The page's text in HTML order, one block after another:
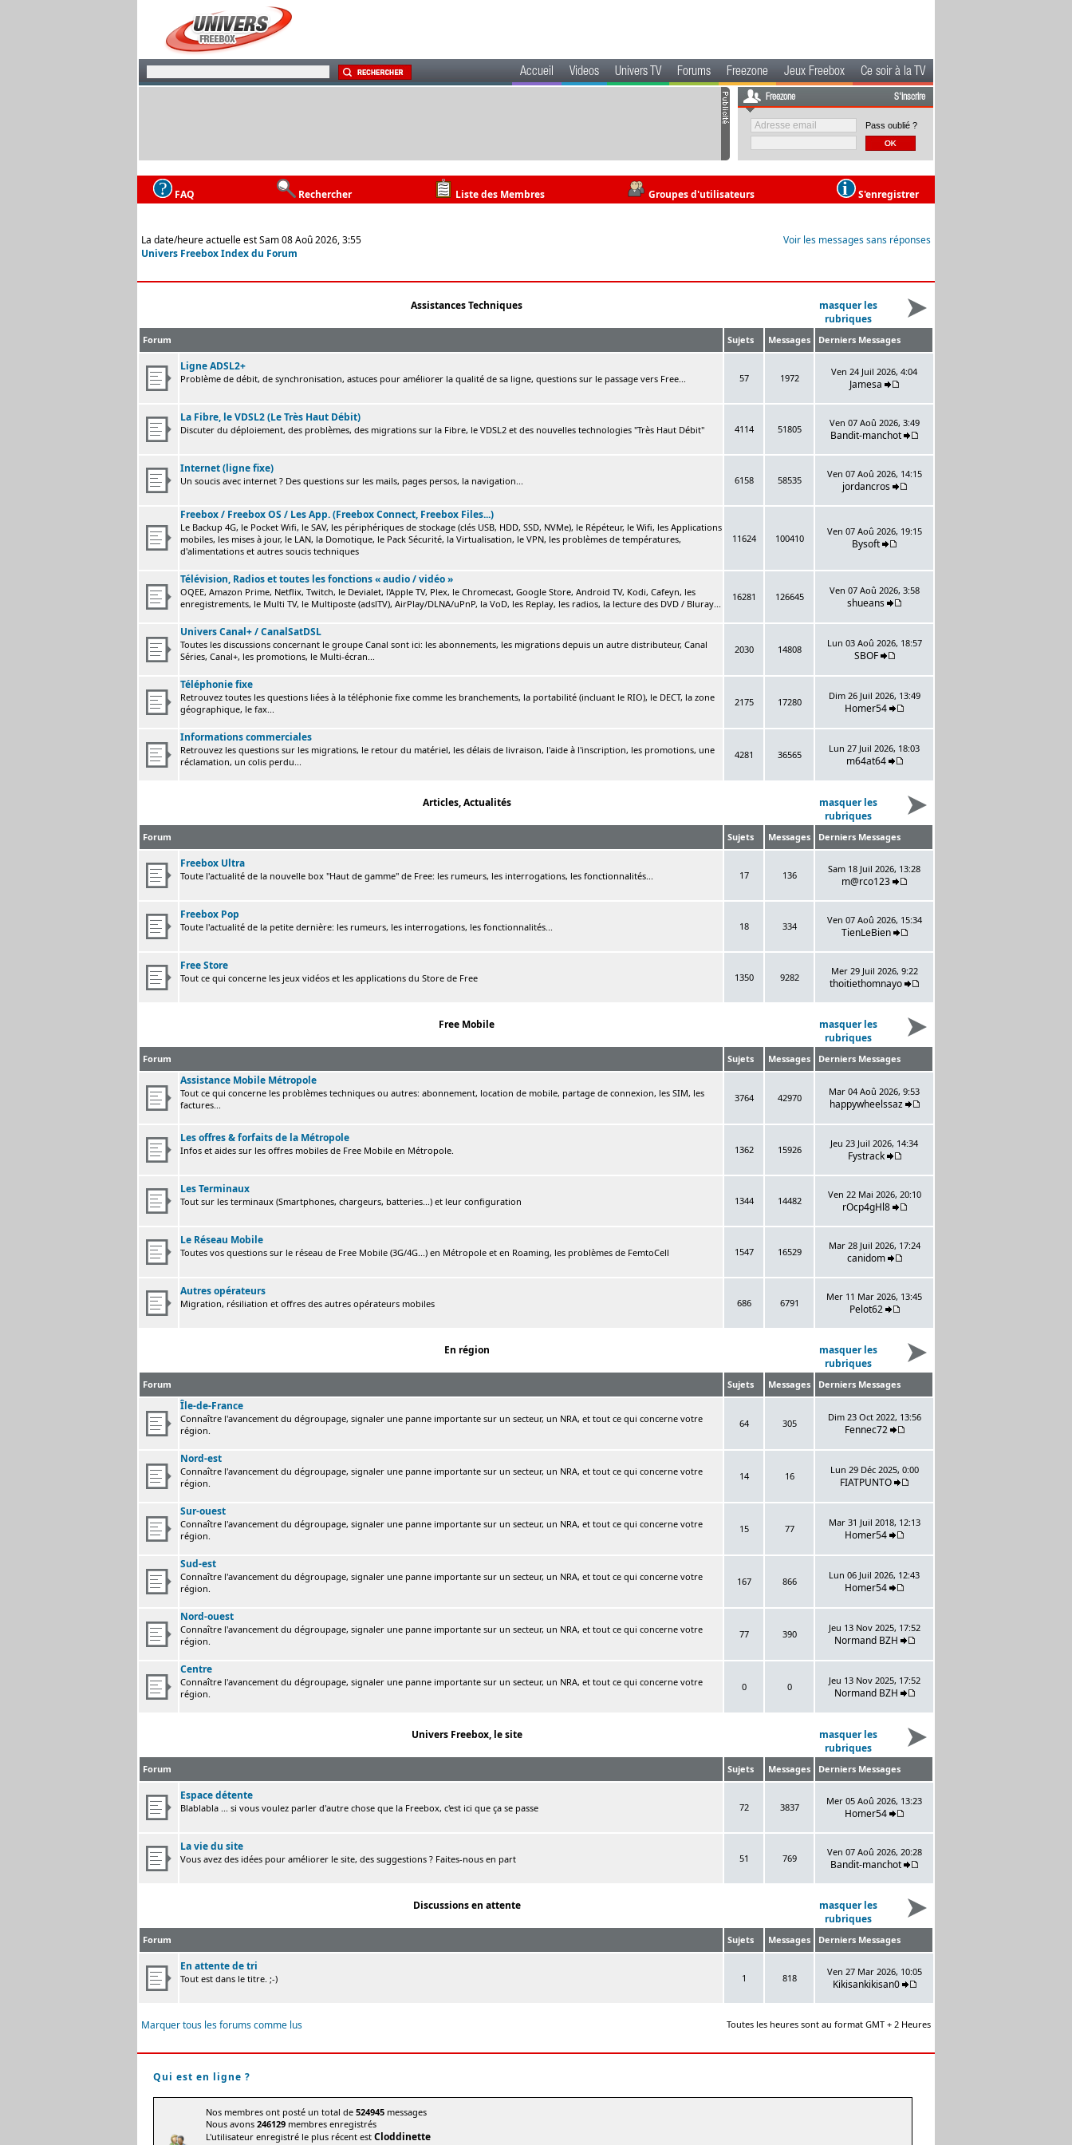
Accueil Videos Univers TV Forums Freezone Jeux Freebox Ce soir à la TV
Freezone S'inscrire
Pass oublié ?
FAQ Rechercher Liste des Membres Groupes d'utilisateurs S'enregistrer
La date/heure actuelle est Sam 08 Aoû 2026, 3:55
Univers Freebox Index du Forum
Voir les messages sans réponses
Assistances Techniques
masquer les
rubriques
Forum Sujets Messages Derniers Messages
Ligne ADSL2+
Problème de débit, de synchronisation, astuces pour améliorer la qualité de sa ligne, questions sur le passage vers Free... 57 1972
Ven 24 Juil 2026, 4:04
Jamesa
La Fibre, le VDSL2 (Le Très Haut Débit)
Discuter du déploiement, des problèmes, des migrations sur la Fibre, le VDSL2 et des nouvelles technologies "Très Haut Débit" 4114 51805
Ven 07 Aoû 2026, 3:49
Bandit-manchot
Internet (ligne fixe)
Un soucis avec internet ? Des questions sur les mails, pages persos, la navigation... 6158 58535
Ven 07 Aoû 2026, 14:15
jordancros
Freebox / Freebox OS / Les App. (Freebox Connect, Freebox Files...)
Le Backup 4G, le Pocket Wifi, le SAV, les périphériques de stockage (clés USB, HDD, SSD, NVMe), le Répéteur, le Wifi, les Applications
mobiles, les mises à jour, le LAN, la Domotique, le Pack Sécurité, la Virtualisation, le VPN, les problèmes de températures,
d'alimentations et autres soucis techniques
11624 100410
Ven 07 Aoû 2026, 19:15
Bysoft
Télévision, Radios et toutes les fonctions « audio / vidéo »
OQEE, Amazon Prime, Netflix, Twitch, le Devialet, l'Apple TV, Plex, le Chromecast, Google Store, Android TV, Kodi, Cafeyn, les
enregistrements, le Multi TV, le Multiposte (adslTV), AirPlay/DLNA/uPnP, la VoD, les Replay, les radios, la lecture des DVD / Bluray...
16281 126645
Ven 07 Aoû 2026, 3:58
shueans
Univers Canal+ / CanalSatDSL
Toutes les discussions concernant le groupe Canal sont ici: les abonnements, les migrations depuis un autre distributeur, Canal
Séries, Canal+, les promotions, le Multi-écran...
2030 14808
Lun 03 Aoû 2026, 18:57
SBOF
Téléphonie fixe
Retrouvez toutes les questions liées à la téléphonie fixe comme les branchements, la portabilité (incluant le RIO), le DECT, la zone
géographique, le fax...
2175 17280
Dim 26 Juil 2026, 13:49
Homer54
Informations commerciales
Retrouvez les questions sur les migrations, le retour du matériel, les délais de livraison, l'aide à l'inscription, les promotions, une
réclamation, un colis perdu...
4281 36565
Lun 27 Juil 2026, 18:03
m64at64
Articles, Actualités
masquer les
rubriques
Forum Sujets Messages Derniers Messages
Freebox Ultra
Toute l'actualité de la nouvelle box "Haut de gamme" de Free: les rumeurs, les interrogations, les fonctionnalités... 17 136
Sam 18 Juil 2026, 13:28
m@rco123
Freebox Pop
Toute l'actualité de la petite dernière: les rumeurs, les interrogations, les fonctionnalités... 18 334
Ven 07 Aoû 2026, 15:34
TienLeBien
Free Store
Tout ce qui concerne les jeux vidéos et les applications du Store de Free 1350 9282
Mer 29 Juil 2026, 9:22
thoitiethomnayo
Free Mobile
masquer les
rubriques
Forum Sujets Messages Derniers Messages
Assistance Mobile Métropole
Tout ce qui concerne les problèmes techniques ou autres: abonnement, location de mobile, partage de connexion, les SIM, les
factures...
3764 42970
Mar 04 Aoû 2026, 9:53
happywheelssaz
Les offres & forfaits de la Métropole
Infos et aides sur les offres mobiles de Free Mobile en Métropole. 1362 15926
Jeu 23 Juil 2026, 14:34
Fystrack
Les Terminaux
Tout sur les terminaux (Smartphones, chargeurs, batteries...) et leur configuration 1344 14482
Ven 22 Mai 2026, 20:10
rOcp4gHl8
Le Réseau Mobile
Toutes vos questions sur le réseau de Free Mobile (3G/4G...) en Métropole et en Roaming, les problèmes de FemtoCell 1547 16529
Mar 28 Juil 2026, 17:24
canidom
Autres opérateurs
Migration, résiliation et offres des autres opérateurs mobiles 686 6791
Mer 11 Mar 2026, 13:45
Pelot62
En région
masquer les
rubriques
Forum Sujets Messages Derniers Messages
Île-de-France
Connaître l'avancement du dégroupage, signaler une panne importante sur un secteur, un NRA, et tout ce qui concerne votre
région.
64 305
Dim 23 Oct 2022, 13:56
Fennec72
Nord-est
Connaître l'avancement du dégroupage, signaler une panne importante sur un secteur, un NRA, et tout ce qui concerne votre
région.
14 16
Lun 29 Déc 2025, 0:00
FIATPUNTO
Sur-ouest
Connaître l'avancement du dégroupage, signaler une panne importante sur un secteur, un NRA, et tout ce qui concerne votre
région.
15 77
Mar 31 Juil 2018, 12:13
Homer54
Sud-est
Connaître l'avancement du dégroupage, signaler une panne importante sur un secteur, un NRA, et tout ce qui concerne votre
région.
167 866
Lun 06 Juil 2026, 12:43
Homer54
Nord-ouest
Connaître l'avancement du dégroupage, signaler une panne importante sur un secteur, un NRA, et tout ce qui concerne votre
région.
77 390
Jeu 13 Nov 2025, 17:52
Normand BZH
Centre
Connaître l'avancement du dégroupage, signaler une panne importante sur un secteur, un NRA, et tout ce qui concerne votre
région.
0 0
Jeu 13 Nov 2025, 17:52
Normand BZH
Univers Freebox, le site
masquer les
rubriques
Forum Sujets Messages Derniers Messages
Espace détente
Blablabla ... si vous voulez parler d'autre chose que la Freebox, c'est ici que ça se passe 72 3837
Mer 05 Aoû 2026, 13:23
Homer54
La vie du site
Vous avez des idées pour améliorer le site, des suggestions ? Faites-nous en part 51 769
Ven 07 Aoû 2026, 20:28
Bandit-manchot
Discussions en attente
masquer les
rubriques
Forum Sujets Messages Derniers Messages
En attente de tri
Tout est dans le titre. ;-) 1 818
Ven 27 Mar 2026, 10:05
Kikisankikisan0
Marquer tous les forums comme lus Toutes les heures sont au format GMT + 2 Heures
Qui est en ligne ?
Nos membres ont posté un total de 524945 messages
Nous avons 246129 membres enregistrés
L'utilisateur enregistré le plus récent est Cloddinette